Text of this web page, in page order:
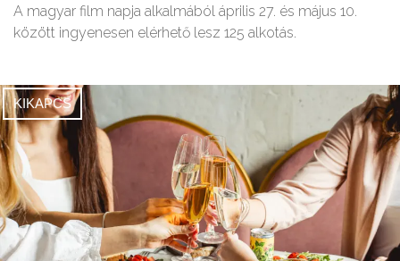
A magyar film napja alkalmából április 27. és május 10.
között ingyenesen elérhető lesz 125 alkotás.
KIKAPCS